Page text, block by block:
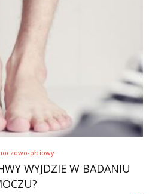
płciowy
WYJDZIE W BADANIU